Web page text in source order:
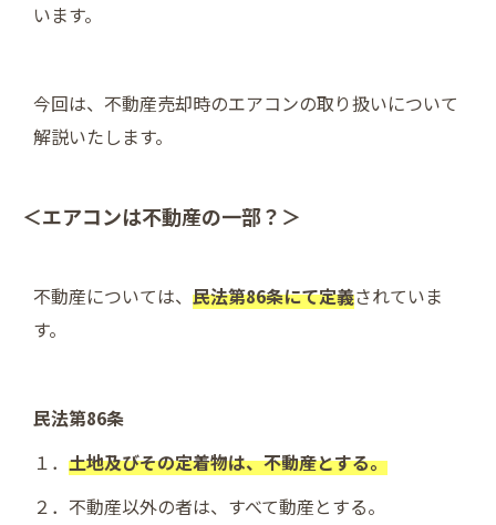
います。
今回は、不動産売却時のエアコンの取り扱いについて
解説いたします。
＜エアコンは不動産の一部？＞
不動産については、 民法第86条にて定義されていま
す。
民法第86条
１． 土地及びその定着物は、不動産とする。
２．不動産以外の者は、すべて動産とする。